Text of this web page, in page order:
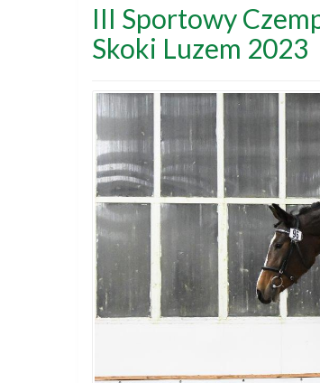
III Sportowy
Skoki Luzem 2023